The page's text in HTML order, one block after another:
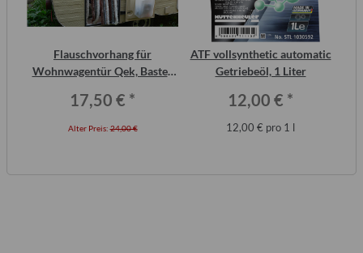
Flauschvorhang für
Wohnwagentür Qek, Bastei,
17,50 € *
Alter Preis:24,00 €
ATF vollsynthetic automatic
Getriebeöl, 1 Liter
12,00 € *
12,00 € pro 1 l